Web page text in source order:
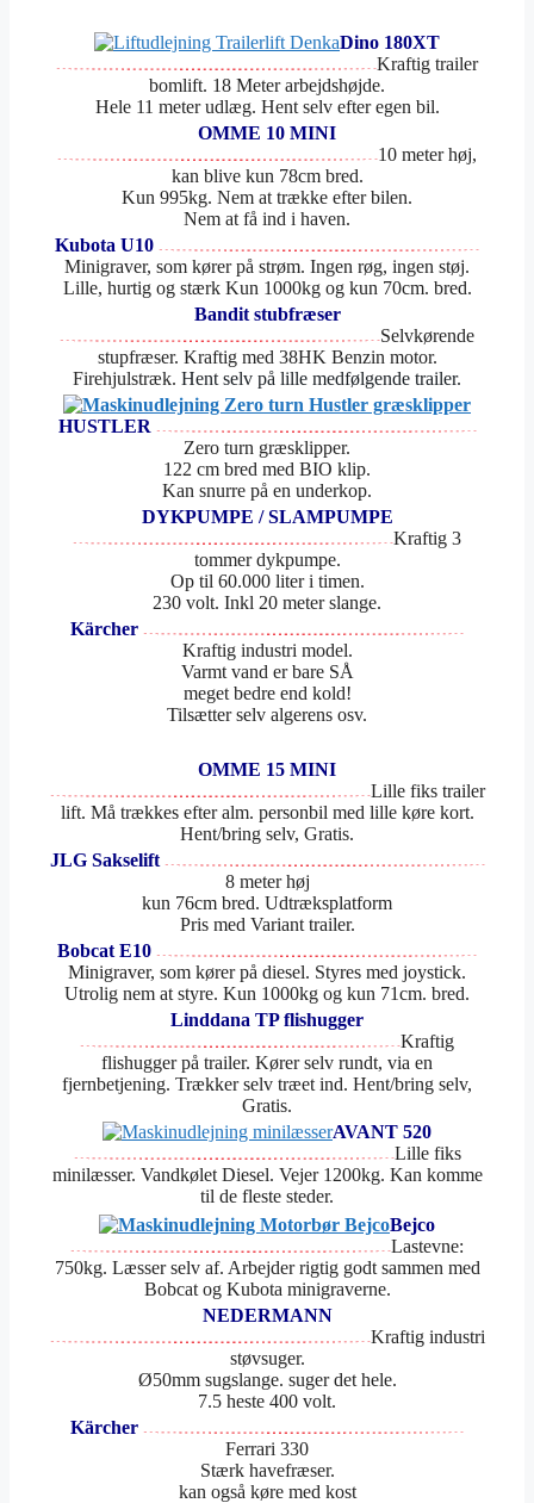
Dino 180XT
Kraftig trailer
bomlift. 18 Meter arbejdshøjde.
Hele 11 meter udlæg. Hent selv efter egen bil.
OMME 10 MINI
10 meter høj,
kan blive kun 78cm bred.
Kun 995kg. Nem at trække efter bilen.
Nem at få ind i haven.
Kubota U10
Minigraver, som kører på strøm. Ingen røg, ingen støj.
Lille, hurtig og stærk Kun 1000kg og kun 70cm. bred.
Bandit stubfræser
Selvkørende
stupfræser. Kraftig med 38HK Benzin motor.
Firehjulstræk. Hent selv på lille medfølgende trailer.
HUSTLER
Zero turn græsklipper.
122 cm bred med BIO klip.
Kan snurre på en underkop.
DYKPUMPE / SLAMPUMPE
Kraftig 3
tommer dykpumpe.
Op til 60.000 liter i timen.
230 volt. Inkl 20 meter slange.
Kärcher
Kraftig industri model.
Varmt vand er bare SÅ
meget bedre end kold!
Tilsætter selv algerens osv.
OMME 15 MINI
Lille fiks trailer
lift. Må trækkes efter alm. personbil med lille køre kort.
Hent/bring selv, Gratis.
JLG Sakselift
8 meter høj
kun 76cm bred. Udtræksplatform
Pris med Variant trailer.
Bobcat E10
Minigraver, som kører på diesel. Styres med joystick.
Utrolig nem at styre. Kun 1000kg og kun 71cm. bred.
Linddana TP flishugger
Kraftig
flishugger på trailer. Kører selv rundt, via en
fjernbetjening. Trækker selv træet ind. Hent/bring selv,
Gratis.
AVANT 520
Lille fiks
minilæsser. Vandkølet Diesel. Vejer 1200kg. Kan komme
til de fleste steder.
Bejco
Lastevne:
750kg. Læsser selv af. Arbejder rigtig godt sammen med
Bobcat og Kubota minigraverne.
NEDERMANN
Kraftig industri
støvsuger.
Ø50mm sugslange. suger det hele.
7.5 heste 400 volt.
Kärcher
Ferrari 330
Stærk havefræser.
kan også køre med kost